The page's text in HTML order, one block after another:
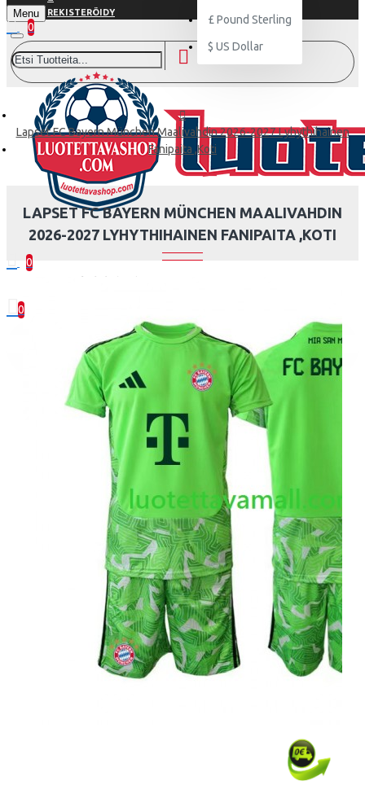
REKISTERÖIDY
£ Pound Sterling
$ US Dollar
Menu
0
0
0
Ostoskorisi on tyhjä!
Lapset FC Bayern München Maalivahdin 2026-2027 Lyhythihainen
Fanipaita ,Koti
LAPSET FC BAYERN MÜNCHEN MAALIVAHDIN
2026-2027 LYHYTHIHAINEN FANIPAITA ,KOTI